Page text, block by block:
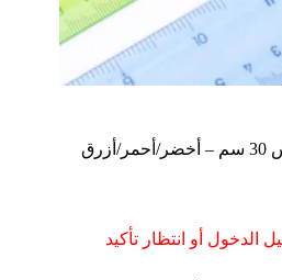
ديلي مسطرة سيليكون – قياس 30 سم – أخضر/أحمر/أزرق
الدخول أو انتظار تأكيد